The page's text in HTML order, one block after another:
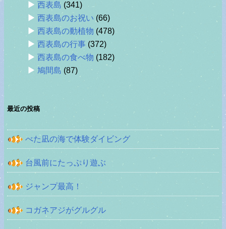
西表島 (341)
西表島のお祝い (66)
西表島の動植物 (478)
西表島の行事 (372)
西表島の食べ物 (182)
鳩間島 (87)
最近の投稿
べた凪の海で体験ダイビング
台風前にたっぷり遊ぶ
ジャンプ最高！
コガネアジがグルグル